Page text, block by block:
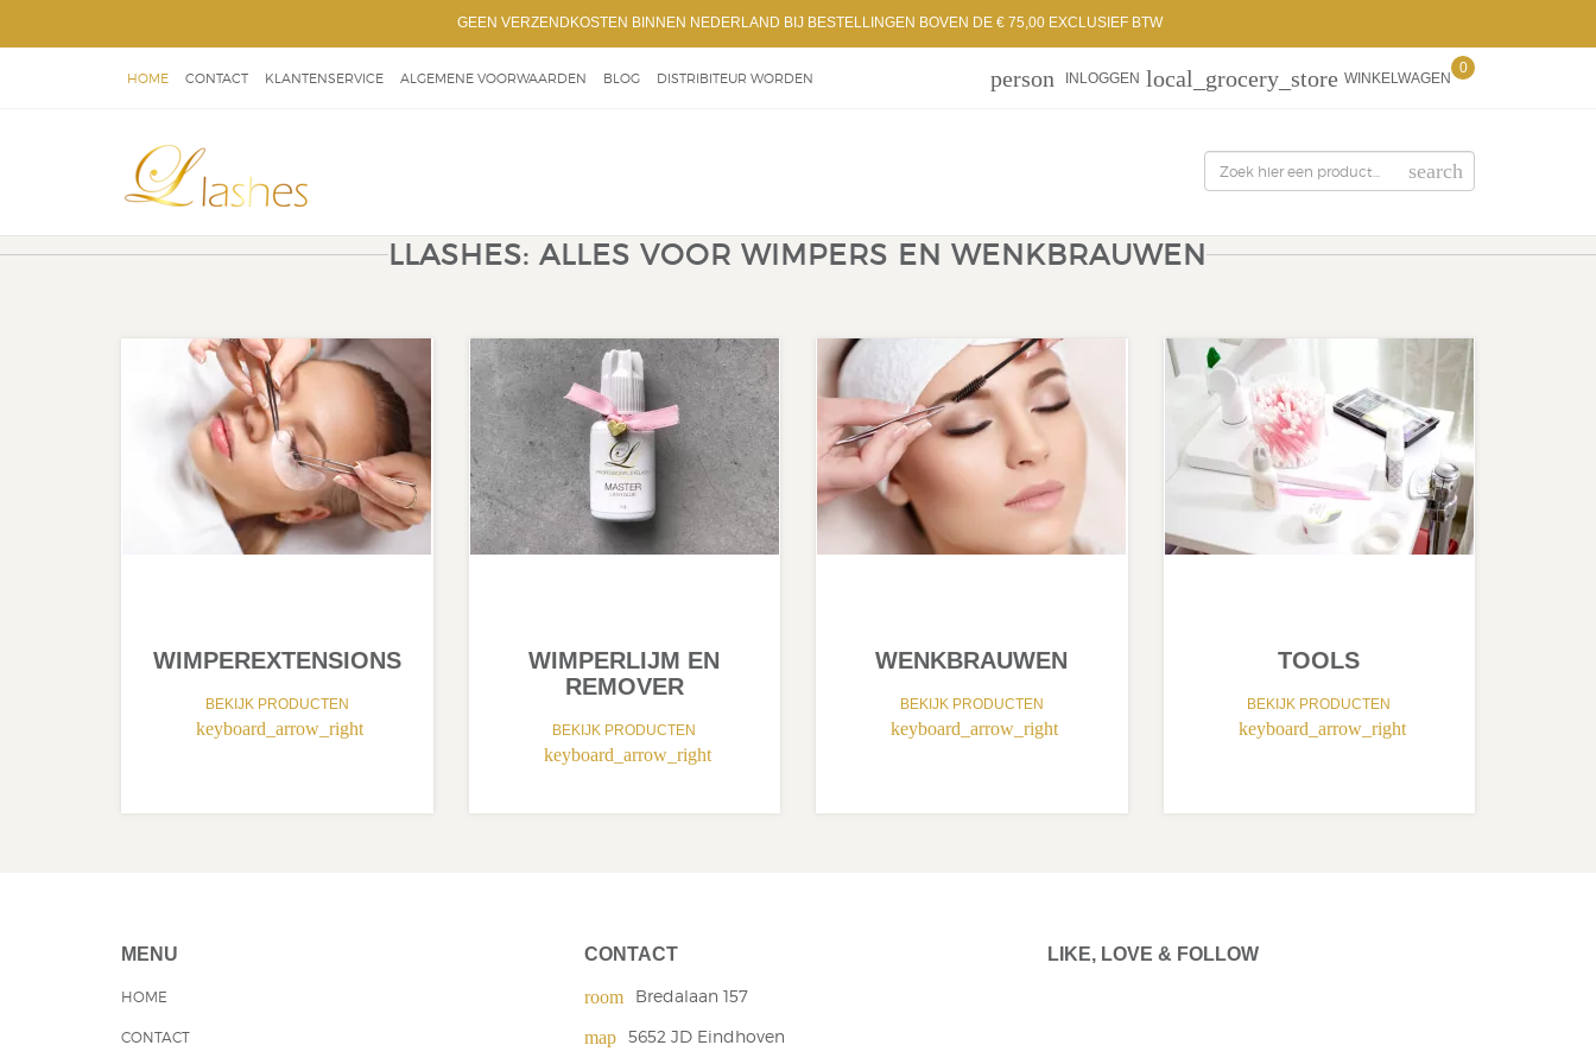
GEEN VERZENDKOSTEN BINNEN NEDERLAND BIJ BESTELLINGEN BOVEN DE € 75,00 EXCLUSIEF BTW
HOME CONTACT KLANTENSERVICE ALGEMENE VOORWAARDEN BLOG DISTRIBITEUR WORDEN local_grocery_store WINKELWAGEN
0
person INLOGGEN
search
LLASHES: ALLES VOOR WIMPERS EN WENKBRAUWEN
WIMPEREXTENSIONS
BEKIJK PRODUCTEN
keyboard_arrow_right
WIMPERLIJM EN
REMOVER
BEKIJK PRODUCTEN
keyboard_arrow_right
WENKBRAUWEN
BEKIJK PRODUCTEN
keyboard_arrow_right
TOOLS
BEKIJK PRODUCTEN
keyboard_arrow_right
MENU
HOME
CONTACT
CONTACT
room Bredalaan 157
map 5652 JD Eindhoven
LIKE, LOVE & FOLLOW